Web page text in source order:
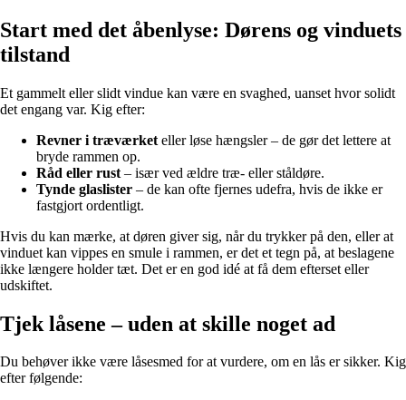
Start med det åbenlyse: Dørens og vinduets
tilstand
Et gammelt eller slidt vindue kan være en svaghed, uanset hvor solidt
det engang var. Kig efter:
Revner i træværket eller løse hængsler – de gør det lettere at
bryde rammen op.
Råd eller rust – især ved ældre træ- eller ståldøre.
Tynde glaslister – de kan ofte fjernes udefra, hvis de ikke er
fastgjort ordentligt.
Hvis du kan mærke, at døren giver sig, når du trykker på den, eller at
vinduet kan vippes en smule i rammen, er det et tegn på, at beslagene
ikke længere holder tæt. Det er en god idé at få dem efterset eller
udskiftet.
Tjek låsene – uden at skille noget ad
Du behøver ikke være låsesmed for at vurdere, om en lås er sikker. Kig
efter følgende: